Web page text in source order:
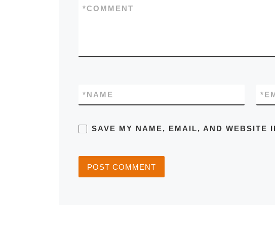
COMMENT
*
NAME
* *
SAVE MY NAME, EMAIL, AND WEBSITE